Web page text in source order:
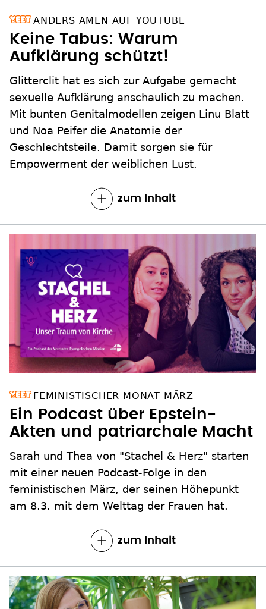
ANDERS AMEN AUF YOUTUBE
Keine Tabus: Warum
Aufklärung schützt!
Glitterclit hat es sich zur Aufgabe gemacht
sexuelle Aufklärung anschaulich zu machen.
Mit bunten Genitalmodellen zeigen Linu Blatt
und Noa Peifer die Anatomie der
Geschlechtsteile. Damit sorgen sie für
Empowerment der weiblichen Lust.
zum Inhalt
FEMINISTISCHER MONAT MÄRZ
Ein Podcast über Epstein-
Akten und patriarchale Macht
Sarah und Thea von "Stachel & Herz" starten
mit einer neuen Podcast-Folge in den
feministischen März, der seinen Höhepunkt
am 8.3. mit dem Welttag der Frauen hat.
zum Inhalt